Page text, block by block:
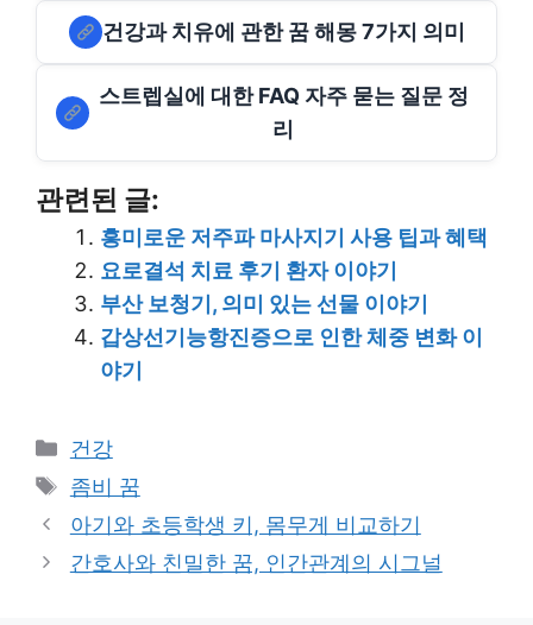
건강과 치유에 관한 꿈 해몽 7가지 의미
스트렙실에 대한 FAQ 자주 묻는 질문 정
리
관련된 글:
흥미로운 저주파 마사지기 사용 팁과 혜택
요로결석 치료 후기 환자 이야기
부산 보청기, 의미 있는 선물 이야기
갑상선기능항진증으로 인한 체중 변화 이
야기
Categories
건강
Tags
좀비 꿈
아기와 초등학생 키, 몸무게 비교하기
간호사와 친밀한 꿈, 인간관계의 시그널